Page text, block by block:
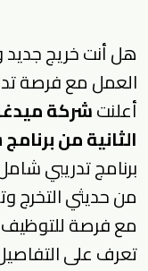
هل أنت خريج
العمل مع فرصة
أعلنتشركة
الثانية من
برنامج تدريبي
من حديثي التخرج
مع فرصة للتوظيف
تعرف على